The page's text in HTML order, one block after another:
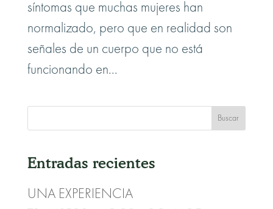
síntomas que muchas mujeres han
normalizado, pero que en realidad son
señales de un cuerpo que no está
funcionando en...
Entradas recientes
UNA EXPERIENCIA